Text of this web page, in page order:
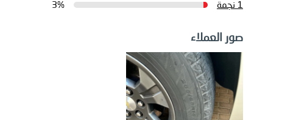
1 نجمة
3%
صور العملاء